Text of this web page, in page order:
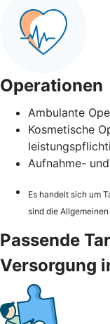
Operationen
Ambulante
Kosmetische
Aufnahme-
Es handelt sich um
sind die
Passende
Versorgung